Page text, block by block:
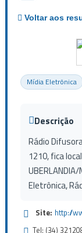
Mídia Eletrônica
Descrição
Rádio
1210, fica
Eletrônica,
Site: http://
Tel: (34)